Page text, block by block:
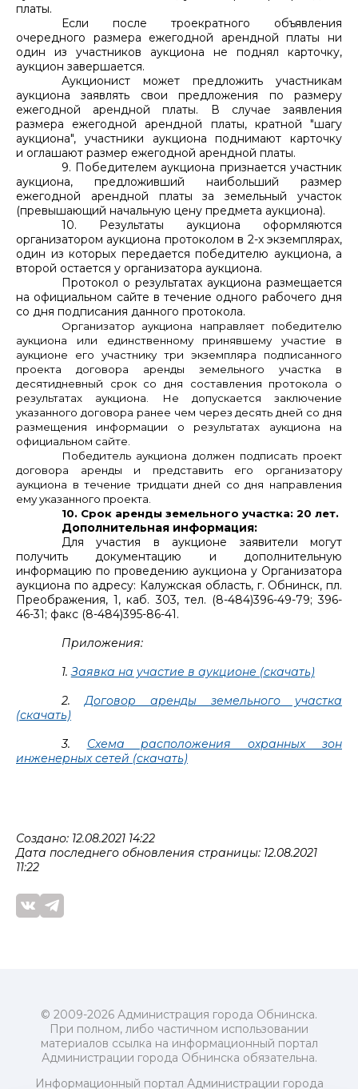
платы.
Если после троекратного объявления
очередного размера ежегодной арендной платы ни
один из участников аукциона не поднял карточку,
аукцион завершается.
Аукционист может предложить участникам
аукциона заявлять свои предложения по размеру
ежегодной арендной платы. В случае заявления
размера ежегодной арендной платы, кратной "шагу
аукциона", участники аукциона поднимают карточку
и оглашают размер ежегодной арендной платы.
9. Победителем аукциона признается участник
аукциона, предложивший наибольший размер
ежегодной арендной платы за земельный участок
(превышающий начальную цену предмета аукциона).
10. Результаты аукциона оформляются
организатором аукциона протоколом в 2-х экземплярах,
один из которых передается победителю аукциона, а
второй остается у организатора аукциона.
Протокол о результатах аукциона размещается
на официальном сайте в течение одного рабочего дня
со дня подписания данного протокола.
Организатор аукциона направляет победителю
аукциона или единственному принявшему участие в
аукционе его участнику три экземпляра подписанного
проекта договора аренды земельного участка в
десятидневный срок со дня составления протокола о
результатах аукциона.
Не допускается заключение
указанного договора ранее чем через десять дней со дня
размещения информации о результатах аукциона на
официальном сайте.
Победитель аукциона должен подписать проект
договора аренды и представить его организатору
аукциона в течение тридцати дней со дня направления
ему указанного проекта.
10. Срок аренды земельного участка: 20 лет.
Дополнительная информация:
Для участия в аукционе заявители могут
получить документацию и дополнительную
информацию по проведению аукциона у Организатора
аукциона по адресу: Калужская область, г. Обнинск, пл.
Преображения, 1, каб. 303, тел. (8-484)396-49-79; 396-
46-31; факс (8-484)395-86-41.
Приложения:
1.Заявка на участие в аукционе (скачать)
2.Договор аренды земельного участка
(скачать)
3. Схема расположения охранных зон
инженерных сетей (скачать)
Создано: 12.08.2021 14:22
Дата последнего обновления страницы: 12.08.2021
11:22
© 2009-2026 Администрация города Обнинска.
При полном, либо частичном использовании
материалов ссылка на информационный портал
Администрации города Обнинска обязательна.
Информационный портал Администрации города